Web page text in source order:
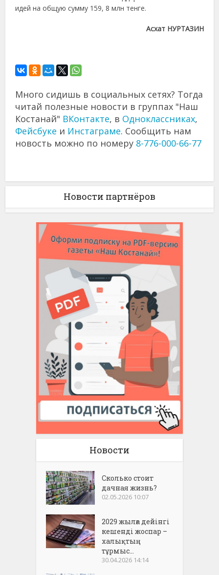
идей на общую сумму 159, 8 млн тенге.
Асхат НУРТАЗИН
Много сидишь в социальных сетях? Тогда
читай полезные новости в группах "Наш
Костанай" ВКонтакте, в Одноклассниках,
Фейсбуке и Инстаграме. Сообщить нам
новость можно по номеру 8-776-000-66-77
Новости партнёров
Новости
Сколько стоит
дачная жизнь?
02.05.2026 10:07
2029 жылға дейінгі
кешенді жоспар –
халықтың
тұрмыс...
30.04.2026 14:14